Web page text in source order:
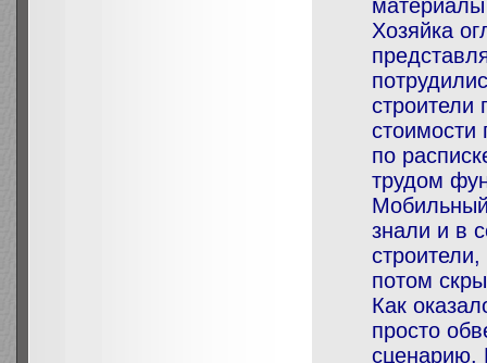
Хозяйка
строители
стоимости
по
трудом
знали и в
потом
Как
просто
сценарию.